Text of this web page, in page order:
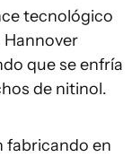
tecnológico
Hannover
que se enfría
de nitinol.
fabricando en